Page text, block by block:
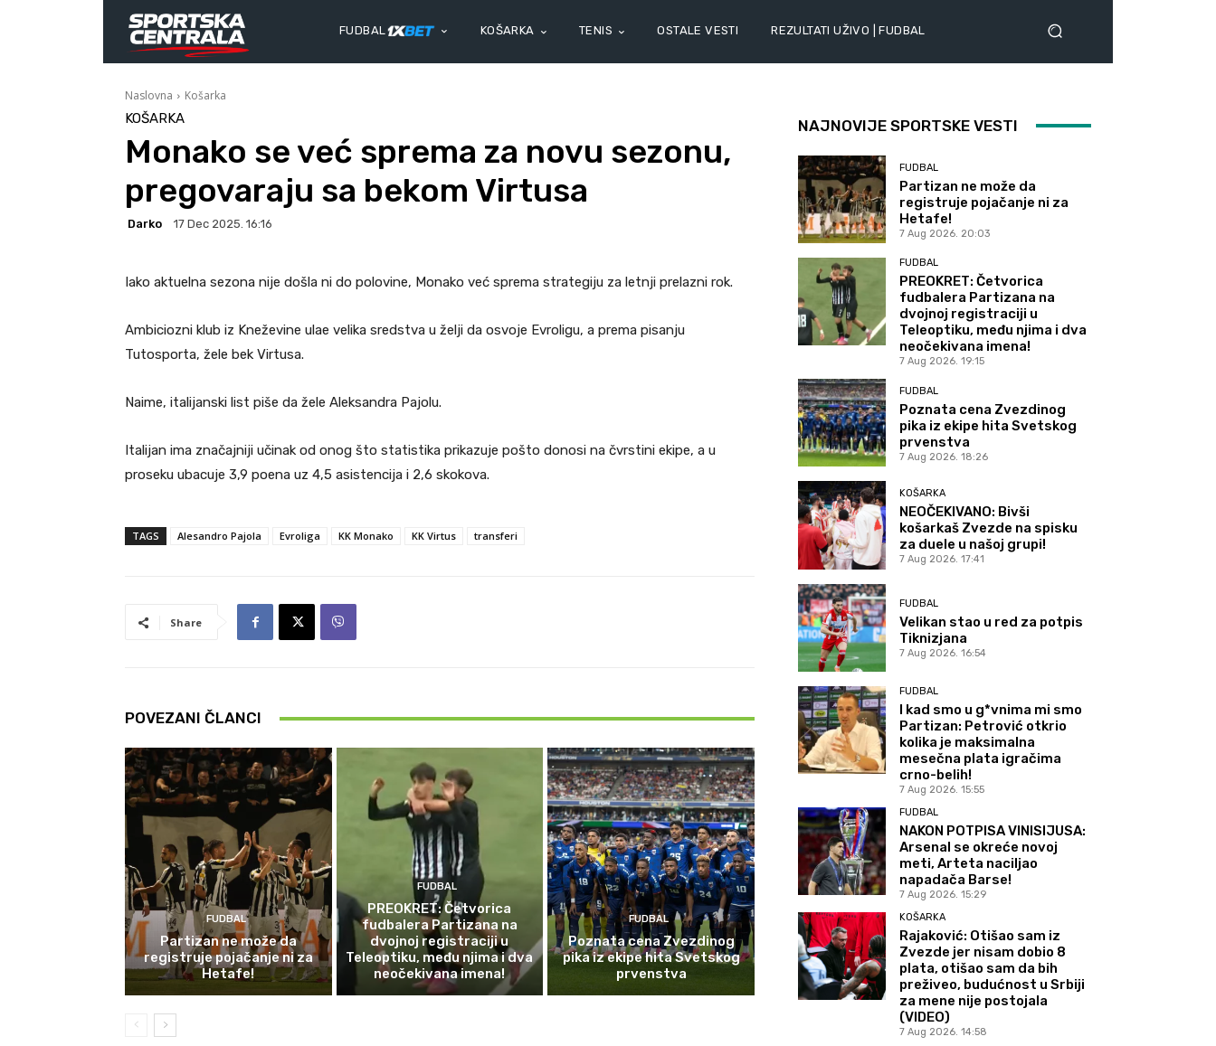
FUDBAL KOŠARKA TENIS OSTALE VESTI REZULTATI UŽIVO | FUDBAL
Naslovna Košarka
KOŠARKA
Monako se već sprema za novu sezonu,
pregovaraju sa bekom Virtusa
Darko 17 Dec 2025. 16:16
Iako aktuelna sezona nije došla ni do polovine, Monako već sprema strategiju za letnji prelazni rok.
Ambiciozni klub iz Kneževine ulae velika sredstva u želji da osvoje Evroligu, a prema pisanju
Tutosporta, žele bek Virtusa.
Naime, italijanski list piše da žele Aleksandra Pajolu.
Italijan ima značajniji učinak od onog što statistika prikazuje pošto donosi na čvrstini ekipe, a u
proseku ubacuje 3,9 poena uz 4,5 asistencija i 2,6 skokova.
TAGS Alesandro Pajola Evroliga KK Monako KK Virtus transferi
Share
POVEZANI ČLANCI
FUDBAL
Partizan ne može da
registruje pojačanje ni za
Hetafe!
FUDBAL
PREOKRET: Četvorica
fudbalera Partizana na
dvojnoj registraciji u
Teleoptiku, među njima i dva
neočekivana imena!
FUDBAL
Poznata cena Zvezdinog
pika iz ekipe hita Svetskog
prvenstva
NAJNOVIJE SPORTSKE VESTI
FUDBAL
Partizan ne može da
registruje pojačanje ni za
Hetafe!
7 Aug 2026. 20:03
FUDBAL
PREOKRET: Četvorica
fudbalera Partizana na
dvojnoj registraciji u
Teleoptiku, među njima i dva
neočekivana imena!
7 Aug 2026. 19:15
FUDBAL
Poznata cena Zvezdinog
pika iz ekipe hita Svetskog
prvenstva
7 Aug 2026. 18:26
KOŠARKA
NEOČEKIVANO: Bivši
košarkaš Zvezde na spisku
za duele u našoj grupi!
7 Aug 2026. 17:41
FUDBAL
Velikan stao u red za potpis
Tiknizjana
7 Aug 2026. 16:54
FUDBAL
I kad smo u g*vnima mi smo
Partizan: Petrović otkrio
kolika je maksimalna
mesečna plata igračima
crno-belih!
7 Aug 2026. 15:55
FUDBAL
NAKON POTPISA VINISIJUSA:
Arsenal se okreće novoj
meti, Arteta naciljao
napadača Barse!
7 Aug 2026. 15:29
KOŠARKA
Rajaković: Otišao sam iz
Zvezde jer nisam dobio 8
plata, otišao sam da bih
preživeo, budućnost u Srbiji
za mene nije postojala
(VIDEO)
7 Aug 2026. 14:58